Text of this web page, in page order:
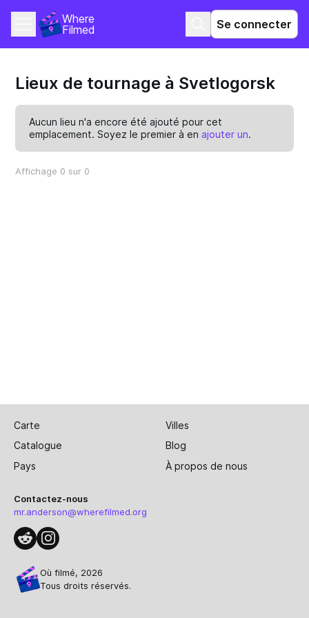
Where
Filmed
Se connecter
Lieux de tournage à Svetlogorsk
Aucun lieu n'a encore été ajouté pour cet
emplacement. Soyez le premier à enajouter un.
Affichage 0 sur 0
Carte
Villes
Catalogue
Blog
Pays
À propos de nous
Contactez-nous
mr.anderson@wherefilmed.org
Où filmé, 2026
Tous droits réservés.